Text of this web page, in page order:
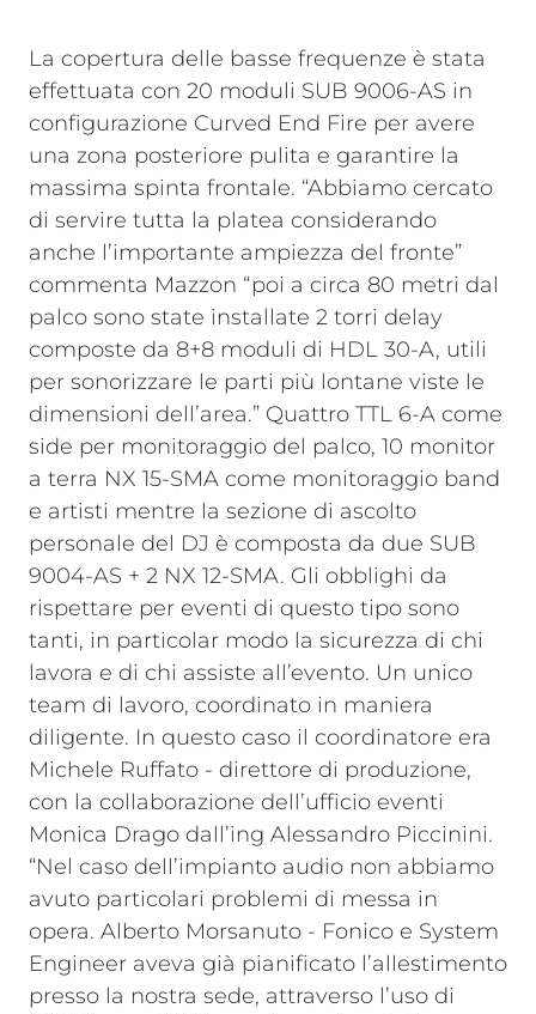
La copertura delle basse frequenze è stata
effettuata con 20 moduli SUB 9006-AS in
configurazione Curved End Fire per avere
una zona posteriore pulita e garantire la
massima spinta frontale. “Abbiamo cercato
di servire tutta la platea considerando
anche l’importante ampiezza del fronte”
commenta Mazzon “poi a circa 80 metri dal
palco sono state installate 2 torri delay
composte da 8+8 moduli di HDL 30-A, utili
per sonorizzare le parti più lontane viste le
dimensioni dell’area.” Quattro TTL 6-A come
side per monitoraggio del palco, 10 monitor
a terra NX 15-SMA come monitoraggio band
e artisti mentre la sezione di ascolto
personale del DJ è composta da due SUB
9004-AS + 2 NX 12-SMA. Gli obblighi da
rispettare per eventi di questo tipo sono
tanti, in particolar modo la sicurezza di chi
lavora e di chi assiste all’evento. Un unico
team di lavoro, coordinato in maniera
diligente. In questo caso il coordinatore era
Michele Ruffato - direttore di produzione,
con la collaborazione dell’ufficio eventi
Monica Drago dall’ing Alessandro Piccinini.
“Nel caso dell’impianto audio non abbiamo
avuto particolari problemi di messa in
opera. Alberto Morsanuto - Fonico e System
Engineer aveva già pianificato l’allestimento
presso la nostra sede, attraverso l’uso di